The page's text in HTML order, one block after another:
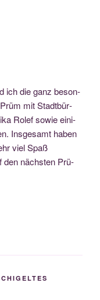
ich die ganz beson­
mit Stadt­bür­
Rolef sowie eini­
Ins­ge­samt haben
viel Spaß
den nächs­ten Prü­
8a